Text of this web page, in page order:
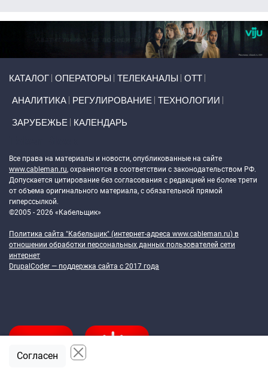
КАТАЛОГ ОПЕРАТОРЫ ТЕЛЕКАНАЛЫ ОТТ
АНАЛИТИКА РЕГУЛИРОВАНИЕ ТЕХНОЛОГИИ
ЗАРУБЕЖЬЕ КАЛЕНДАРЬ
Все права на материалы и новости, опубликованные на сайте
www.cableman.ru, охраняются в соответствии с законодательством РФ.
Допускается цитирование без согласования с редакцией не более трети
от объема оригинального материала, с обязательной прямой
гиперссылкой.
©2005 - 2026 «Кабельщик»
Политика сайта "Кабельщик" (интернет-адреса www.cableman.ru) в
отношении обработки персональных данных пользователей сети
интернет
DrupalCoder — поддержка сайта c 2017 года
Согласен